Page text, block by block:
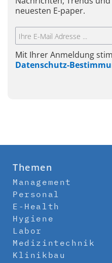
neuesten E-paper.
Mit Ihrer Anmeldung
Datenschutz-
Themen
Management
Personal
E-Health
Hygiene
Labor
Medizintechnik
Klinikbau